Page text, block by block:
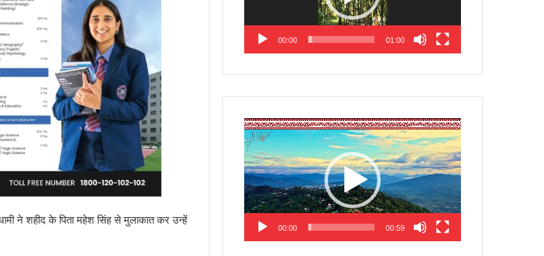
ने शहीद के पिता महेश सिंह से मुलाकात कर उन्हें
00:00 01:00
Video
Player
00:00 00:59